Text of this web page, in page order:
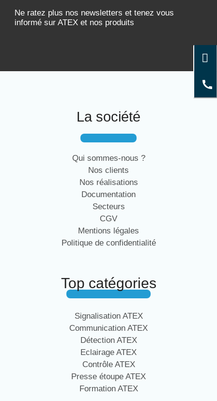
Ne ratez plus nos newsletters et tenez vous
informé sur ATEX et nos produits
La société
Qui sommes-nous ?
Nos clients
Nos réalisations
Documentation
Secteurs
CGV
Mentions légales
Politique de confidentialité
Top catégories
Signalisation ATEX
Communication ATEX
Détection ATEX
Eclairage ATEX
Contrôle ATEX
Presse étoupe ATEX
Formation ATEX